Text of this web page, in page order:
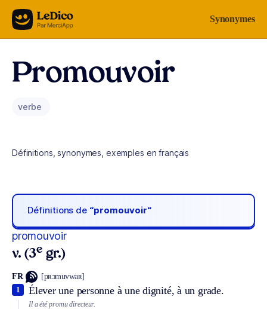
Aller au contenu Synonymes
Promouvoir
verbe
Définitions, synonymes, exemples en français
Définitions de “promouvoir“
promouvoir
v. (3e gr.)
FR [pʀɔmuvwaʀ]
Élever une personne à une dignité, à un grade.
1
Il a été promu directeur.